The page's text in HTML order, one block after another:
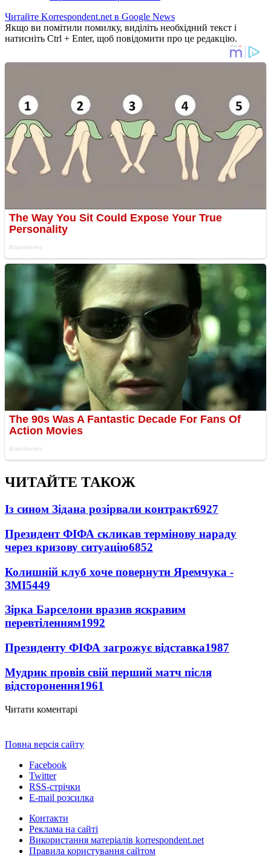
Читайте Korrespondent.net в Google News
Якщо ви помітили помилку, виділіть необхідний текст і
натисніть Ctrl + Enter, щоб повідомити про це редакцію.
ЧИТАЙТЕ ТАКОЖ
Із сином Зідана розірвали контракт6927
Президент ФІФА скликав термінову нараду
через кризову ситуацію6852
Колишній клуб хоче повернути Яремчука -
ЗМІ5449
Зірка Барселони вразив яскравим
перевтіленням1992
Президенту ФІФА загрожує відставка1987
Мудрик провів свій перший матч після
відсторонення1961
Читати коментарі
Повна версія сайту
Facebook
Twitter
RSS-стрічки
E-mail розсилка
Контакти
Реклама на сайті
Використання матеріалів korrespondent.net
Правила користування сайтом